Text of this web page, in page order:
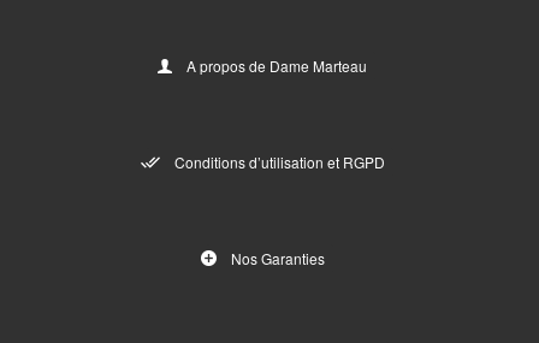
A propos de Dame Marteau
Conditions d’utilisation et RGPD
Nos Garanties